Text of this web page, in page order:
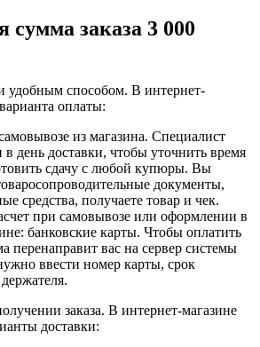
заказа 3 000
удобным способом. В интернет-
оплаты:
из магазина. Специалист
в день доставки, чтобы уточнить время
сдачу с любой купюры. Вы
документы,
средства, получаете товар и чек.
при самовывозе или оформлении в
банковские карты. Чтобы оплатить
перенаправит вас на сервер системы
ввести номер карты, срок
заказа. В интернет-магазине
доставки: